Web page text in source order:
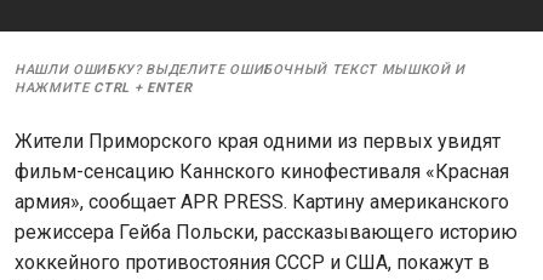
НАШЛИ ОШИБКУ? ВЫДЕЛИТЕ ОШИБОЧНЫЙ ТЕКСТ МЫШКОЙ И
НАЖМИТЕ CTRL + ENTER
Жители Приморского края одними из первых увидят
фильм-сенсацию Каннского кинофестиваля «Красная
армия», сообщает APR PRESS. Картину американского
режиссера Гейба Польски, рассказывающего историю
хоккейного противостояния СССР и США, покажут в